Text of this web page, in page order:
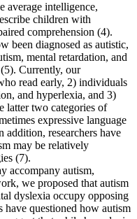
average intelligence,
children with
comprehension (4).
been diagnosed as autistic,
mental retardation, and
Currently, our
read early, 2) individuals
and hyperlexia, and 3)
latter two categories of
expressive language
researchers have
may be relatively
(7).
accompany autism,
we proposed that autism
dyslexia occupy opposing
questioned how autism